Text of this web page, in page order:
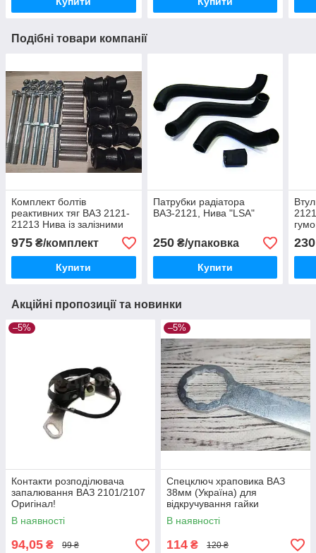
Подібні товари компанії
Комплект болтів
реактивних тяг ВАЗ 2121-
21213 Нива із залізними
975 ₴/комплект
Купити
Патрубки радіатора
ВАЗ-2121, Нива "LSA"
250₴/упаковка
Купити
230
Акційні пропозиції та новинки
–5%
Контакти розподілювача
запалювання ВАЗ 2101/2107
Оригінал!
В наявності
94,05 ₴ 99 ₴
–5%
Спецключ храповика ВАЗ
38мм (Україна) для
відкручування гайки
колінвалу 2101-07
В наявності
114 ₴ 120 ₴